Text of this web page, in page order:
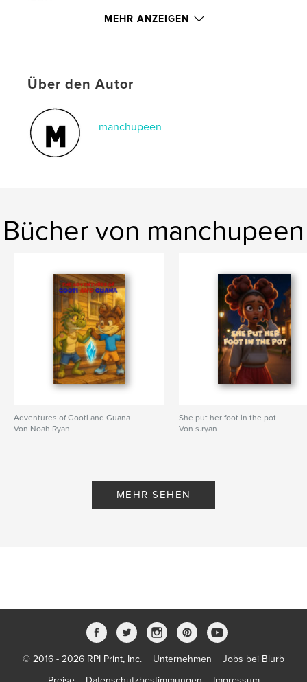
Softcover: 9798261117308
Schlüsselwörter
MEHR ANZEIGEN
Über den Autor
manchupeen
Bücher von manchupeen
Adventures of Gooti and Guana
Von Noah Ryan
She put her foot in the pot
Von s.ryan
MEHR SEHEN
© 2016 - 2026 RPI Print, Inc. Unternehmen
Jobs bei Blurb